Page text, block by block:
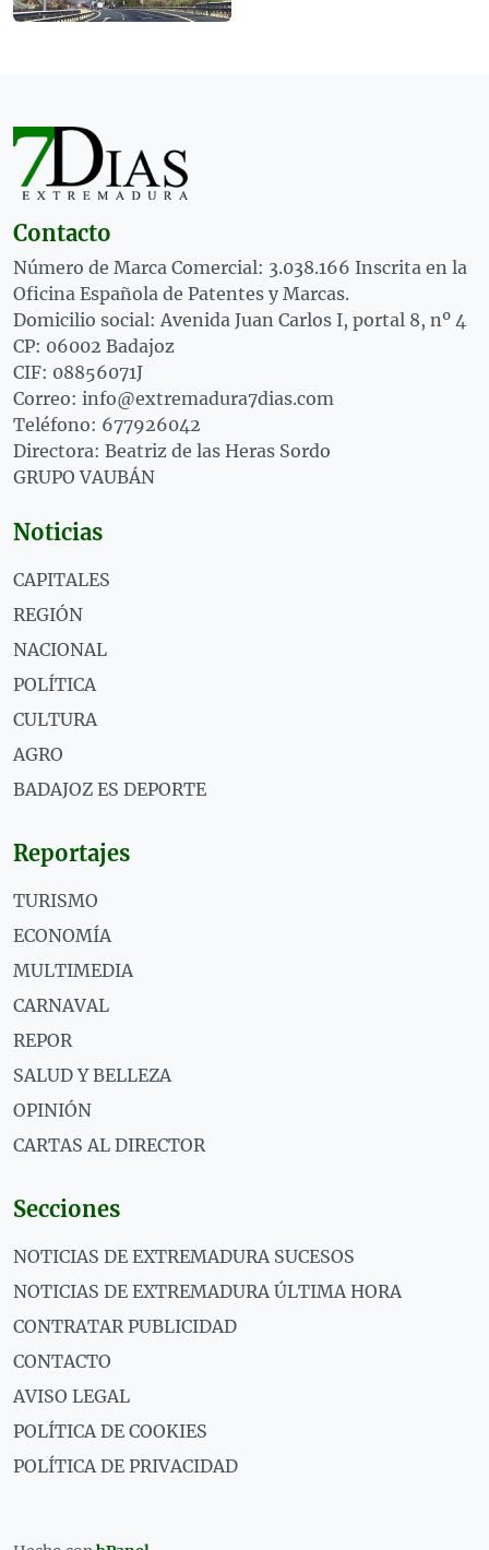
Contacto
Número de Marca Comercial: 3.038.166 Inscrita en la
Oficina Española de Patentes y Marcas.
Domicilio social: Avenida Juan Carlos I, portal 8, nº 4
CP: 06002 Badajoz
CIF: 08856071J
Correo: info@extremadura7dias.com
Teléfono: 677926042
Directora: Beatriz de las Heras Sordo
GRUPO VAUBÁN
Noticias
CAPITALES
REGIÓN
NACIONAL
POLÍTICA
CULTURA
AGRO
BADAJOZ ES DEPORTE
Reportajes
TURISMO
ECONOMÍA
MULTIMEDIA
CARNAVAL
REPOR
SALUD Y BELLEZA
OPINIÓN
CARTAS AL DIRECTOR
Secciones
NOTICIAS DE EXTREMADURA SUCESOS
NOTICIAS DE EXTREMADURA ÚLTIMA HORA
CONTRATAR PUBLICIDAD
CONTACTO
AVISO LEGAL
POLÍTICA DE COOKIES
POLÍTICA DE PRIVACIDAD